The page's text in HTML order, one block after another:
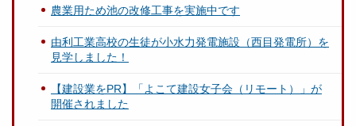
農業用ため池の改修工事を実施中です
由利工業高校の生徒が小水力発電施設（西目発電所）を
見学しました！
【建設業をPR】「よこて建設女子会（リモート）」が
開催されました